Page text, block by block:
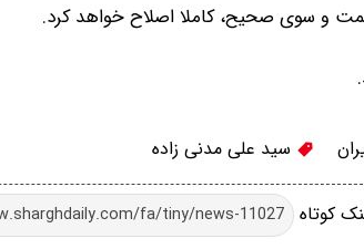
و سوی صحیح، کاملا اصلاح خواهد کرد.
سید علی مدنی زاده
کوتاه